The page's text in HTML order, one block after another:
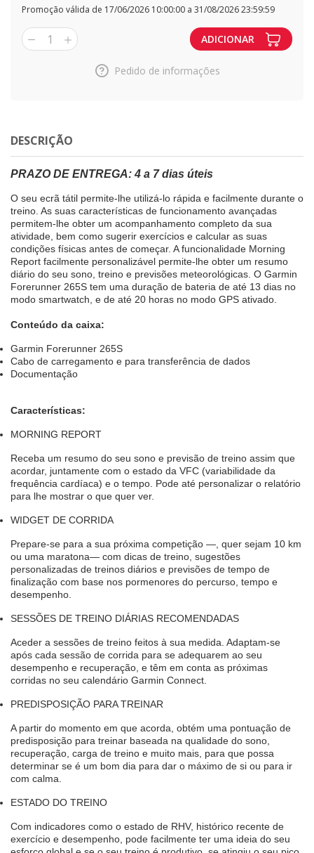
Promoção válida de 17/06/2026 10:00:00 a 31/08/2026 23:59:59
1 ADICIONAR
Pedido de informações
DESCRIÇÃO
PRAZO DE ENTREGA: 4 a 7 dias úteis
O seu ecrã tátil permite-lhe utilizá-lo rápida e facilmente durante o
treino. As suas características de funcionamento avançadas
permitem-lhe obter um acompanhamento completo da sua
atividade, bem como sugerir exercícios e calcular as suas
condições físicas antes de começar. A funcionalidade Morning
Report facilmente personalizável permite-lhe obter um resumo
diário do seu sono, treino e previsões meteorológicas. O Garmin
Forerunner 265S tem uma duração de bateria de até 13 dias no
modo smartwatch, e de até 20 horas no modo GPS ativado.
Conteúdo da caixa:
Garmin Forerunner 265S
Cabo de carregamento e para transferência de dados
Documentação
Características:
MORNING REPORT
Receba um resumo do seu sono e previsão de treino assim que
acordar, juntamente com o estado da VFC (variabilidade da
frequência cardíaca) e o tempo. Pode até personalizar o relatório
para lhe mostrar o que quer ver.
WIDGET DE CORRIDA
Prepare-se para a sua próxima competição —, quer sejam 10 km
ou uma maratona— com dicas de treino, sugestões
personalizadas de treinos diários e previsões de tempo de
finalização com base nos pormenores do percurso, tempo e
desempenho.
SESSÕES DE TREINO DIÁRIAS RECOMENDADAS
Aceder a sessões de treino feitos à sua medida. Adaptam-se
após cada sessão de corrida para se adequarem ao seu
desempenho e recuperação, e têm em conta as próximas
corridas no seu calendário Garmin Connect.
PREDISPOSIÇÃO PARA TREINAR
A partir do momento em que acorda, obtém uma pontuação de
predisposição para treinar baseada na qualidade do sono,
recuperação, carga de treino e muito mais, para que possa
determinar se é um bom dia para dar o máximo de si ou para ir
com calma.
ESTADO DO TREINO
Com indicadores como o estado de RHV, histórico recente de
exercício e desempenho, pode facilmente ter uma ideia do seu